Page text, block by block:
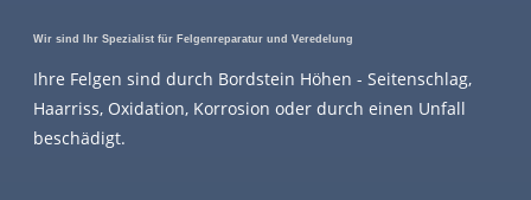
Wir sind Ihr Spezialist für Felgenreparatur und Veredelung
Ihre Felgen sind durch Bordstein Höhen - Seitenschlag,
Haarriss, Oxidation, Korrosion oder durch einen Unfall
beschädigt.